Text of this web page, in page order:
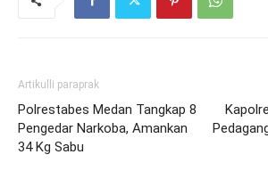
Artikulli paraprak
Polrestabes Medan Tangkap 8
Pengedar Narkoba, Amankan
34 Kg Sabu